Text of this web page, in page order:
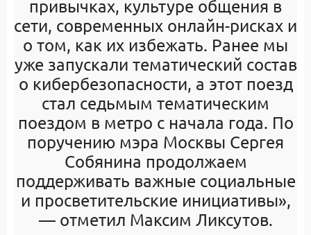
привычках, культуре общения в
сети, современных онлайн-рисках и
о том, как их избежать. Ранее мы
уже запускали тематический состав
о кибербезопасности, а этот поезд
стал седьмым тематическим
поездом в метро с начала года. По
поручению мэра Москвы Сергея
Собянина продолжаем
поддерживать важные социальные
и просветительские инициативы»,
— отметил Максим Ликсутов.